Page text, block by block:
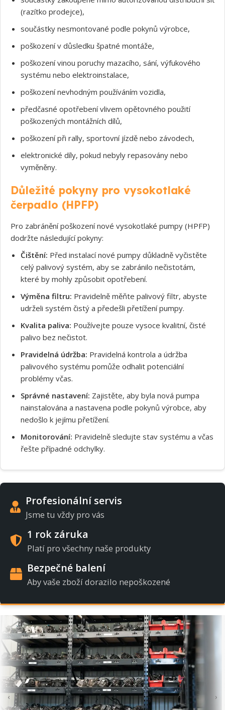
(razítko prodejce),
součástky nesmontované podle pokynů výrobce,
poškození v důsledku špatné montáže,
poškození vinou poruchy mazacího, sání, výfukového
systému nebo elektroinstalace,
poškození nevhodným používáním vozidla,
předčasné opotřebení vlivem opětovného použití
poškozených montážních dílů,
poškození při rally, sportovní jízdě nebo závodech,
elektronické díly, pokud nebyly repasovány nebo
vyměněny.
Důležité pokyny pro vysokotlaké
čerpadlo (HPFP)
Pro zabránění poškození nové vysokotlaké pumpy (HPFP)
dodržte následující pokyny:
Čištění: Před instalací nové pumpy důkladně vyčistěte
celý palivový systém, aby se zabránilo nečistotám,
které by mohly způsobit opotřebení.
Výměna filtru: Pravidelně měňte palivový filtr, abyste
udrželi systém čistý a předešli přetížení pumpy.
Kvalita paliva: Používejte pouze vysoce kvalitní, čisté
palivo bez nečistot.
Pravidelná údržba: Pravidelná kontrola a údržba
palivového systému pomůže odhalit potenciální
problémy včas.
Správné nastavení: Zajistěte, aby byla nová pumpa
nainstalována a nastavena podle pokynů výrobce, aby
nedošlo k jejímu přetížení.
Monitorování: Pravidelně sledujte stav systému a včas
řešte případné odchylky.
Profesionální servis
Jsme tu vždy pro vás
1 rok záruka
Platí pro všechny naše produkty
Bezpečné balení
Aby vaše zboží dorazilo nepoškozené
‹ ›
Souhlasím s GDPR